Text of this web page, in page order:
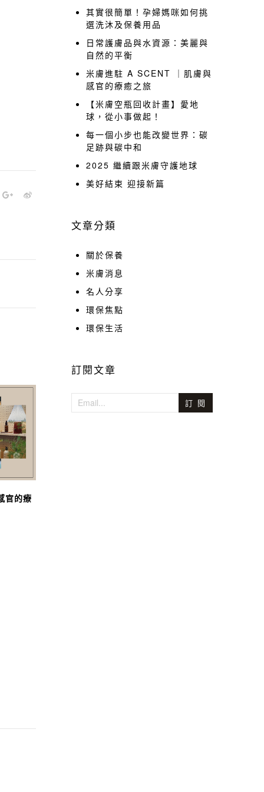
官的療
其實很簡單！孕婦媽咪如何挑
選洗沐及保養用品
日常護膚品與水資源：美麗與
自然的平衡
米膚進駐 A SCENT ｜肌膚與
感官的療癒之旅
【米膚空瓶回收計畫】愛地
球，從小事做起！
每一個小步也能改變世界：碳
足跡與碳中和
2025 繼續跟米膚守護地球
美好結束 迎接新篇
文章分類
關於保養
米膚消息
名人分享
環保焦點
環保生活
訂閱文章
訂 閱